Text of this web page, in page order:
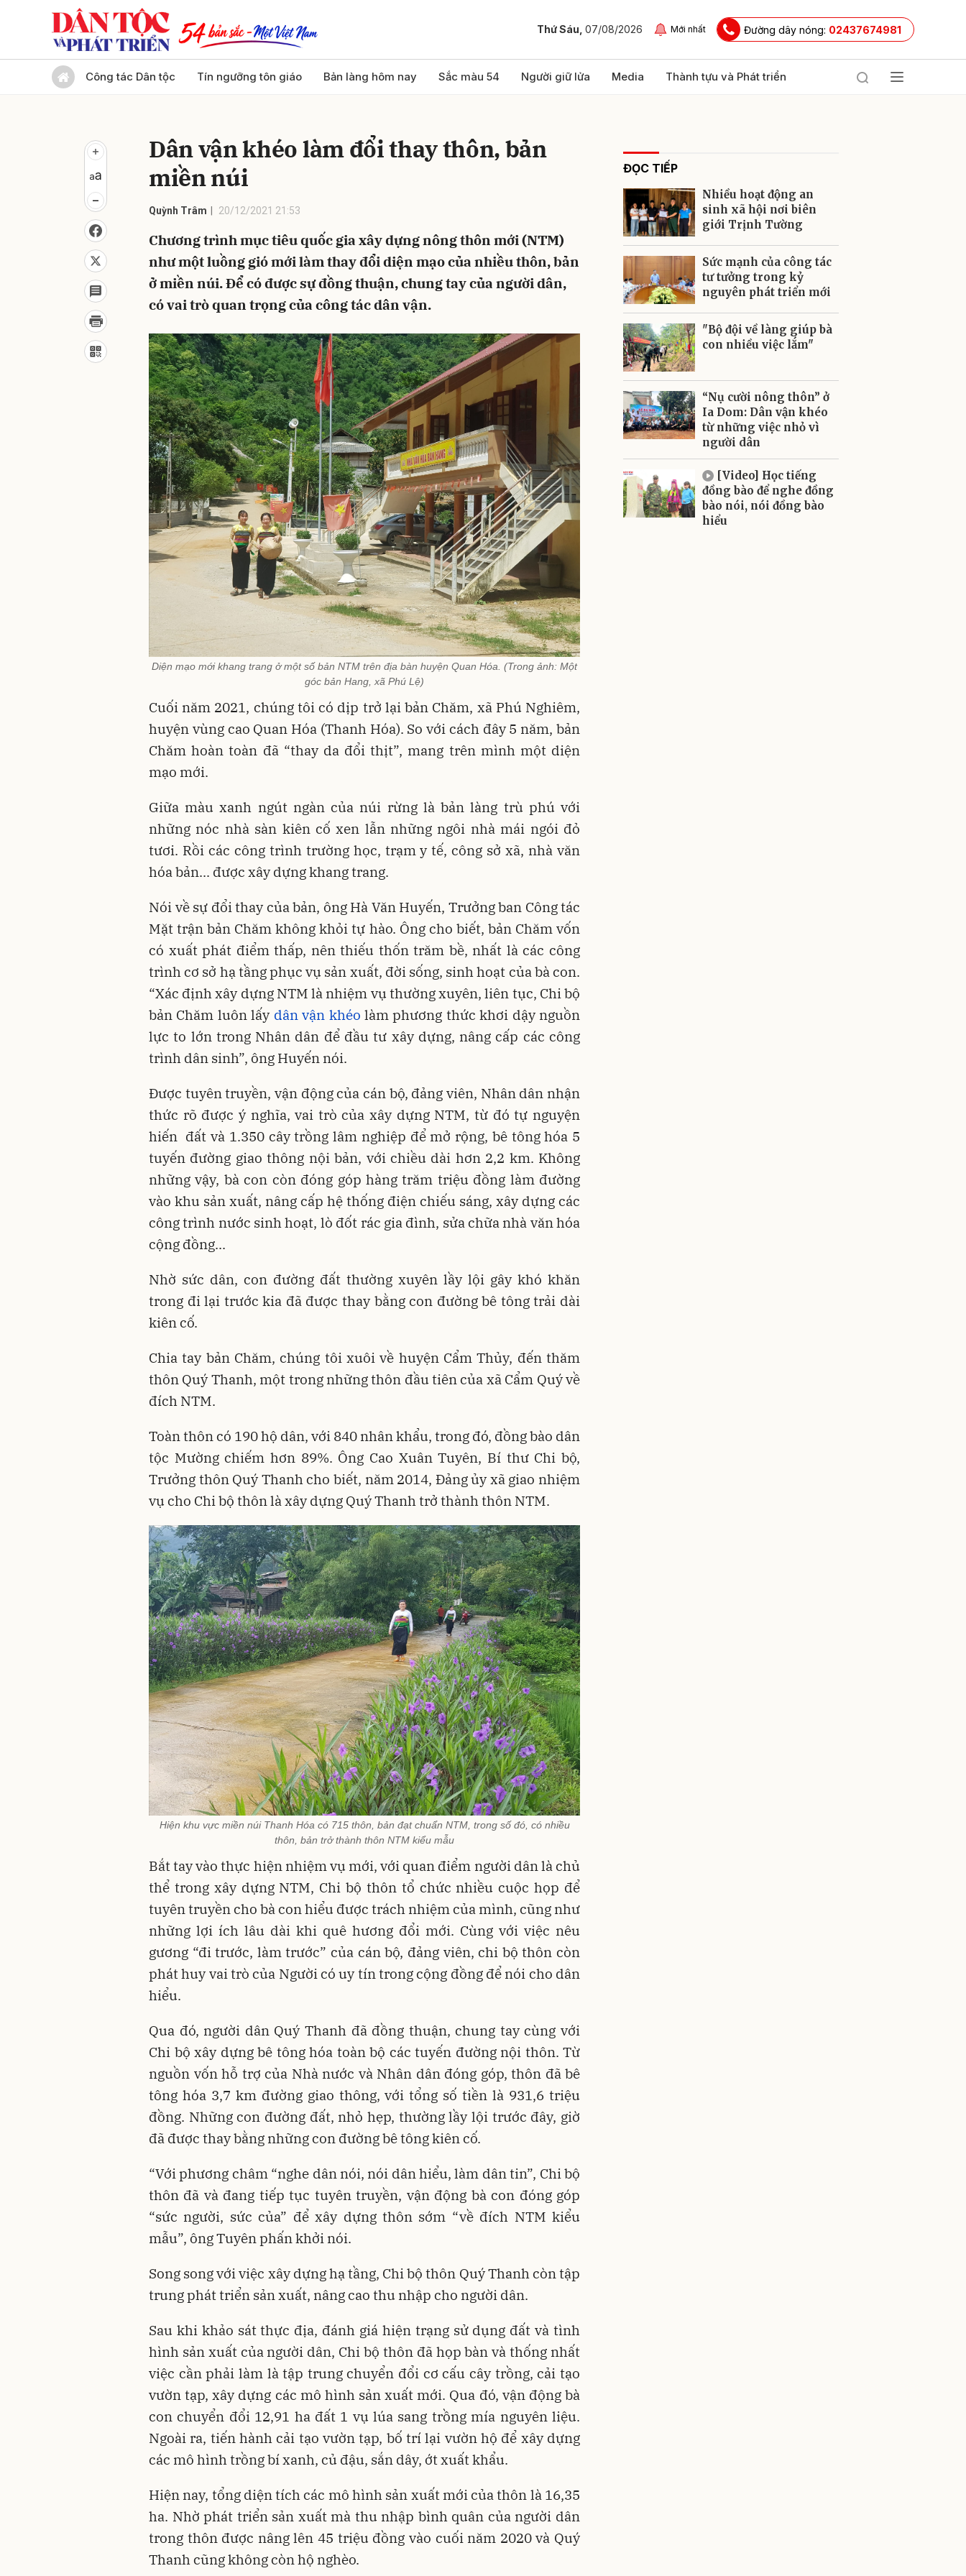
Thứ Sáu, 07/08/2026 Mới nhất Đường dây nóng: 02437674981
Công tác Dân tộc Tín ngưỡng tôn giáo Bản làng hôm nay Sắc màu 54 Người giữ lửa Media Thành tựu và Phát triển
Dân vận khéo làm đổi thay thôn, bản
miền núi
Quỳnh Trâm 20/12/2021 21:53
Chương trình mục tiêu quốc gia xây dựng nông thôn mới (NTM)
như một luồng gió mới làm thay đổi diện mạo của nhiều thôn, bản
ở miền núi. Để có được sự đồng thuận, chung tay của người dân,
có vai trò quan trọng của công tác dân vận.
Diện mạo mới khang trang ở một số bản NTM trên địa bàn huyện Quan Hóa. (Trong ảnh: Một
góc bản Hang, xã Phú Lệ)
Cuối năm 2021, chúng tôi có dịp trở lại bản Chăm, xã Phú Nghiêm,
huyện vùng cao Quan Hóa (Thanh Hóa). So với cách đây 5 năm, bản
Chăm hoàn toàn đã “thay da đổi thịt”, mang trên mình một diện
mạo mới.
Giữa màu xanh ngút ngàn của núi rừng là bản làng trù phú với
những nóc nhà sàn kiên cố xen lẫn những ngôi nhà mái ngói đỏ
tươi. Rồi các công trình trường học, trạm y tế, công sở xã, nhà văn
hóa bản... được xây dựng khang trang.
Nói về sự đổi thay của bản, ông Hà Văn Huyến, Trưởng ban Công tác
Mặt trận bản Chăm không khỏi tự hào. Ông cho biết, bản Chăm vốn
có xuất phát điểm thấp, nên thiếu thốn trăm bề, nhất là các công
trình cơ sở hạ tầng phục vụ sản xuất, đời sống, sinh hoạt của bà con.
“Xác định xây dựng NTM là nhiệm vụ thường xuyên, liên tục, Chi bộ
bản Chăm luôn lấy dân vận khéo làm phương thức khơi dậy nguồn
lực to lớn trong Nhân dân để đầu tư xây dựng, nâng cấp các công
trình dân sinh”, ông Huyến nói.
Được tuyên truyền, vận động của cán bộ, đảng viên, Nhân dân nhận
thức rõ được ý nghĩa, vai trò của xây dựng NTM, từ đó tự nguyện
hiến đất và 1.350 cây trồng lâm nghiệp để mở rộng, bê tông hóa 5
tuyến đường giao thông nội bản, với chiều dài hơn 2,2 km. Không
những vậy, bà con còn đóng góp hàng trăm triệu đồng làm đường
vào khu sản xuất, nâng cấp hệ thống điện chiếu sáng, xây dựng các
công trình nước sinh hoạt, lò đốt rác gia đình, sửa chữa nhà văn hóa
cộng đồng...
Nhờ sức dân, con đường đất thường xuyên lầy lội gây khó khăn
trong đi lại trước kia đã được thay bằng con đường bê tông trải dài
kiên cố.
Chia tay bản Chăm, chúng tôi xuôi về huyện Cẩm Thủy, đến thăm
thôn Quý Thanh, một trong những thôn đầu tiên của xã Cẩm Quý về
đích NTM.
Toàn thôn có 190 hộ dân, với 840 nhân khẩu, trong đó, đồng bào dân
tộc Mường chiếm hơn 89%. Ông Cao Xuân Tuyên, Bí thư Chi bộ,
Trưởng thôn Quý Thanh cho biết, năm 2014, Đảng ủy xã giao nhiệm
vụ cho Chi bộ thôn là xây dựng Quý Thanh trở thành thôn NTM.
Hiện khu vực miền núi Thanh Hóa có 715 thôn, bản đạt chuẩn NTM, trong số đó, có nhiều
thôn, bản trở thành thôn NTM kiểu mẫu
Bắt tay vào thực hiện nhiệm vụ mới, với quan điểm người dân là chủ
thể trong xây dựng NTM, Chi bộ thôn tổ chức nhiều cuộc họp để
tuyên truyền cho bà con hiểu được trách nhiệm của mình, cũng như
những lợi ích lâu dài khi quê hương đổi mới. Cùng với việc nêu
gương “đi trước, làm trước” của cán bộ, đảng viên, chi bộ thôn còn
phát huy vai trò của Người có uy tín trong cộng đồng để nói cho dân
hiểu.
Qua đó, người dân Quý Thanh đã đồng thuận, chung tay cùng với
Chi bộ xây dựng bê tông hóa toàn bộ các tuyến đường nội thôn. Từ
nguồn vốn hỗ trợ của Nhà nước và Nhân dân đóng góp, thôn đã bê
tông hóa 3,7 km đường giao thông, với tổng số tiền là 931,6 triệu
đồng. Những con đường đất, nhỏ hẹp, thường lầy lội trước đây, giờ
đã được thay bằng những con đường bê tông kiên cố.
“Với phương châm “nghe dân nói, nói dân hiểu, làm dân tin”, Chi bộ
thôn đã và đang tiếp tục tuyên truyền, vận động bà con đóng góp
“sức người, sức của” để xây dựng thôn sớm “về đích NTM kiểu
mẫu”, ông Tuyên phấn khởi nói.
Song song với việc xây dựng hạ tầng, Chi bộ thôn Quý Thanh còn tập
trung phát triển sản xuất, nâng cao thu nhập cho người dân.
Sau khi khảo sát thực địa, đánh giá hiện trạng sử dụng đất và tình
hình sản xuất của người dân, Chi bộ thôn đã họp bàn và thống nhất
việc cần phải làm là tập trung chuyển đổi cơ cấu cây trồng, cải tạo
vườn tạp, xây dựng các mô hình sản xuất mới. Qua đó, vận động bà
con chuyển đổi 12,91 ha đất 1 vụ lúa sang trồng mía nguyên liệu.
Ngoài ra, tiến hành cải tạo vườn tạp, bố trí lại vườn hộ để xây dựng
các mô hình trồng bí xanh, củ đậu, sắn dây, ớt xuất khẩu.
Hiện nay, tổng diện tích các mô hình sản xuất mới của thôn là 16,35
ha. Nhờ phát triển sản xuất mà thu nhập bình quân của người dân
trong thôn được nâng lên 45 triệu đồng vào cuối năm 2020 và Quý
Thanh cũng không còn hộ nghèo.
ĐỌC TIẾP
Nhiều hoạt động an
sinh xã hội nơi biên
giới Trịnh Tường
Sức mạnh của công tác
tư tưởng trong kỷ
nguyên phát triển mới
"Bộ đội về làng giúp bà
con nhiều việc lắm"
“Nụ cười nông thôn” ở
Ia Dom: Dân vận khéo
từ những việc nhỏ vì
người dân
[Video] Học tiếng
đồng bào để nghe đồng
bào nói, nói đồng bào
hiểu
Gửi bình luận
Gửi